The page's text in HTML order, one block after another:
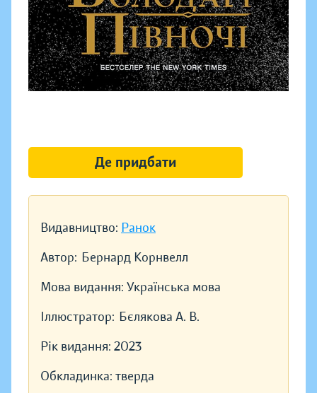
Видавництво: Ранок
Автор: Бернард Корнвелл
Мова видання: Українська мова
Іллюстратор: Бєлякова А. В.
Рік видання: 2023
Обкладинка: тверда
Де придбати